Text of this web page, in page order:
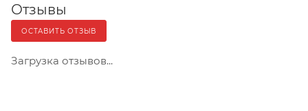
Отзывы
ОСТАВИТЬ ОТЗЫВ
Загрузка отзывов...